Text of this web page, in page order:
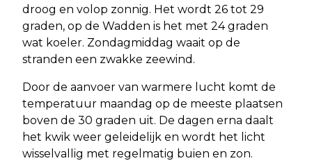
droog en volop zonnig. Het wordt 26 tot 29
graden, op de Wadden is het met 24 graden
wat koeler. Zondagmiddag waait op de
stranden een zwakke zeewind.
Door de aanvoer van warmere lucht komt de
temperatuur maandag op de meeste plaatsen
boven de 30 graden uit. De dagen erna daalt
het kwik weer geleidelijk en wordt het licht
wisselvallig met regelmatig buien en zon.